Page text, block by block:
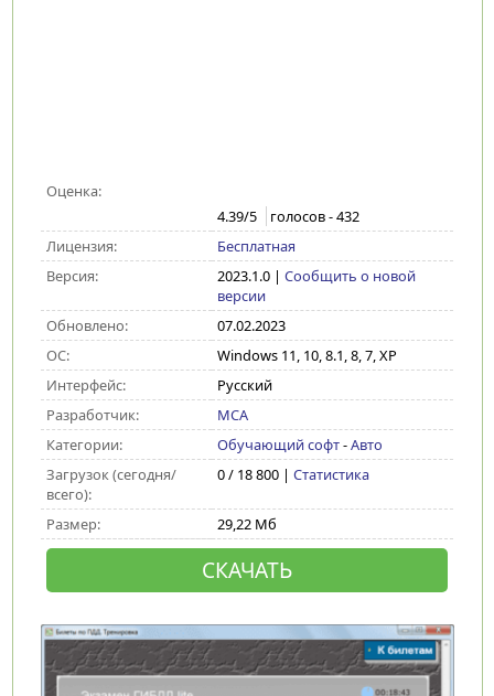
Оценка:
4.39/5 голосов -432
Лицензия:
Бесплатная
Версия:
2023.1.0| Сообщить о новой
версии
Обновлено:
07.02.2023
ОС:
Windows 11, 10, 8.1, 8, 7, XP
Интерфейс:
Русский
Разработчик:
MCA
Категории:
Обучающий софт-Авто
Загрузок (сегодня/
всего):
0 / 18 800 | Статистика
Размер: 29,22 Мб
СКАЧАТЬ